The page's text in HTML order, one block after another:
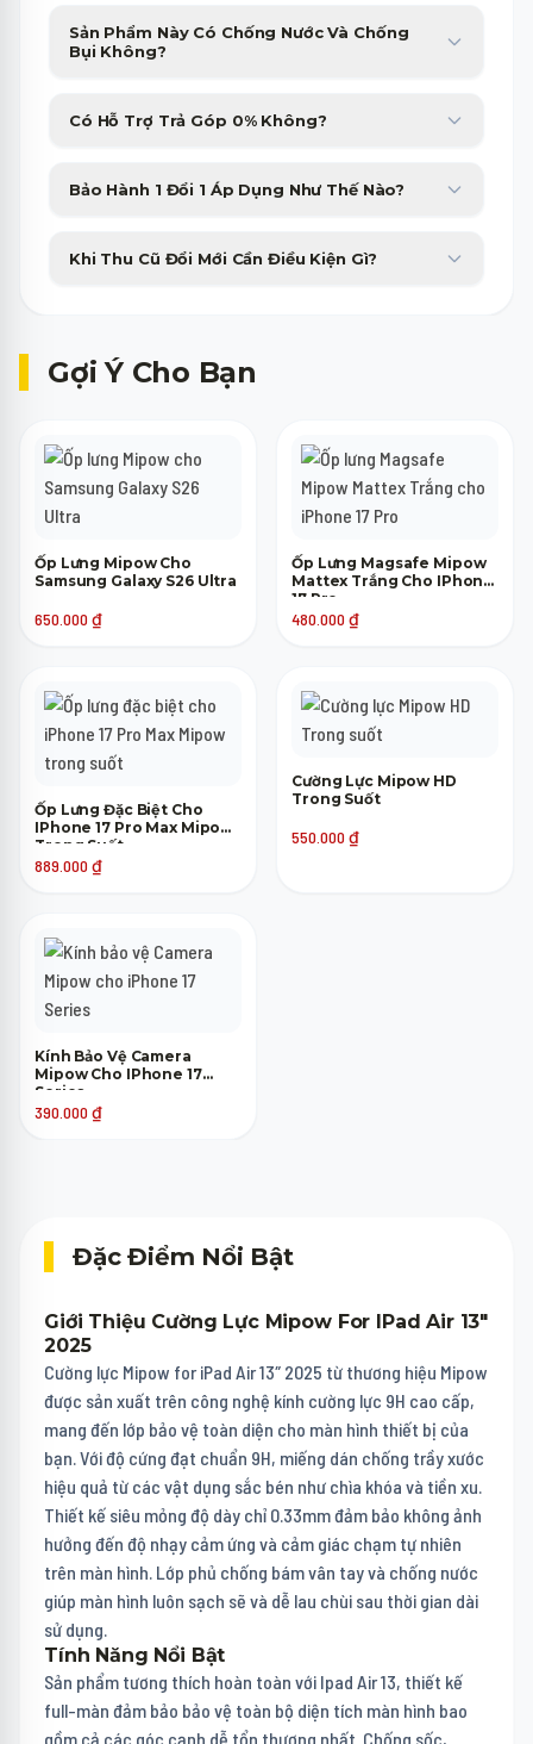
Sản Phẩm Này Có Chống Nước Và Chống
Bụi Không?
Sản phẩm được trang bị chuẩn chống nước, chống bụi cao cấp,
giúp bạn yên tâm sử dụng trong nhiều điều kiện thời tiết.
Có Hỗ Trợ Trả Góp 0% Không?
Minh Phát Mobile hỗ trợ trả góp 0% qua thẻ tín dụng và các
công ty tài chính với thủ tục duyệt nhanh gọn trong 15 phút.
Bảo Hành 1 Đổi 1 Áp Dụng Như Thế Nào?
Sản phẩm bị lỗi phần cứng từ nhà sản xuất sẽ được đổi máy mới
tương đương trong 30 ngày đầu tiên không tốn phí.
Khi Thu Cũ Đổi Mới Cần Điều Kiện Gì?
Gợi Ý Cho Bạn
Ốp Lưng Mipow Cho
Samsung Galaxy S26 Ultra
650.000 ₫
Ốp Lưng Magsafe Mipow
Mattex Trắng Cho IPhone
17 Pro
480.000 ₫
Ốp Lưng Đặc Biệt Cho
IPhone 17 Pro Max Mipow
Trong Suốt
889.000 ₫
Cường Lực Mipow HD
Trong Suốt
550.000 ₫
Kính Bảo Vệ Camera
Mipow Cho IPhone 17
Series
390.000 ₫
Đặc Điểm Nổi Bật
Giới Thiệu Cường Lực Mipow For IPad Air 13″
2025
Cường lực Mipow for iPad Air 13″ 2025 từ thương hiệu Mipow
được sản xuất trên công nghệ kính cường lực 9H cao cấp,
mang đến lớp bảo vệ toàn diện cho màn hình thiết bị của
bạn. Với độ cứng đạt chuẩn 9H, miếng dán chống trầy xước
hiệu quả từ các vật dụng sắc bén như chìa khóa và tiền xu.
Thiết kế siêu mỏng độ dày chỉ 0.33mm đảm bảo không ảnh
hưởng đến độ nhạy cảm ứng và cảm giác chạm tự nhiên
trên màn hình. Lớp phủ chống bám vân tay và chống nước
giúp màn hình luôn sạch sẽ và dễ lau chùi sau thời gian dài
sử dụng.
Tính Năng Nổi Bật
Sản phẩm tương thích hoàn toàn với Ipad Air 13, thiết kế
full-màn đảm bảo bảo vệ toàn bộ diện tích màn hình bao
gồm cả các góc cạnh dễ tổn thương nhất. Chống sốc,